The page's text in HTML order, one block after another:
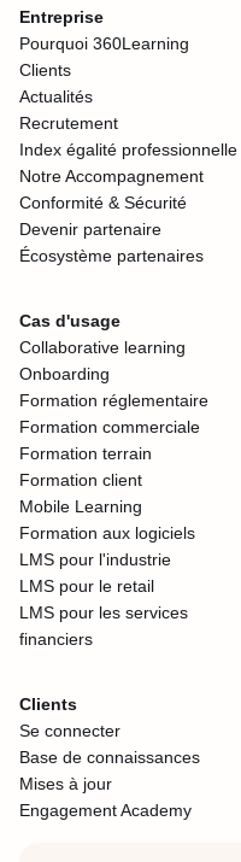
Entreprise
Pourquoi 360Learning
Clients
Actualités
Recrutement
Index égalité professionnelle
Notre Accompagnement
Conformité & Sécurité
Devenir partenaire
Écosystème partenaires
Cas d'usage
Collaborative learning
Onboarding
Formation réglementaire
Formation commerciale
Formation terrain
Formation client
Mobile Learning
Formation aux logiciels
LMS pour l'industrie
LMS pour le retail
LMS pour les services
financiers
Clients
Se connecter
Base de connaissances
Mises à jour
Engagement Academy